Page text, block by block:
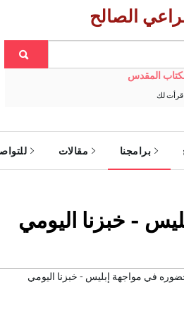
الصالح
المقدس
قرأت لك
برامجنا مقالات
- خبزنا اليومي